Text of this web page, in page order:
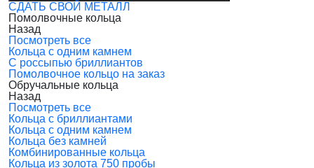
СДАТЬ СВОЙ МЕТАЛЛ
Помолвочные кольца
Назад
Посмотреть все
Кольца с одним камнем
С россыпью бриллиантов
Помолвочное кольцо на заказ
Обручальные кольца
Назад
Посмотреть все
Кольца с бриллиантами
Кольца с одним камнем
Кольца без камней
Комбинированные кольца
Кольца из золота 750 пробы